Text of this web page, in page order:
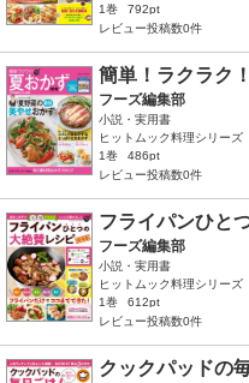
1巻
792pt
レビュー投稿数0件
簡単！ラクラク
フーズ編集部
小説・実用書
ヒットムック料理シリーズ
1巻
486pt
レビュー投稿数0件
フライパンひと
フーズ編集部
小説・実用書
ヒットムック料理シリーズ
1巻
612pt
レビュー投稿数0件
クックパッドの